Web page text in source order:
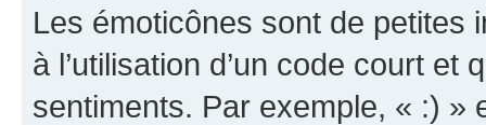
Les émoticônes sont de petites
à l’utilisation d’un code court et
sentiments. Par exemple, « :) »